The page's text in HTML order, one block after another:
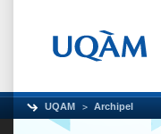
UQAM Archipel